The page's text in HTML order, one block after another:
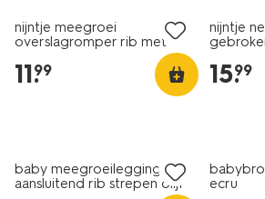
nijntje meegroei
overslagromper rib met
11.
99
nijntje
15.
99
baby meegroeilegging
aansluitend rib strepen olijf
ecru